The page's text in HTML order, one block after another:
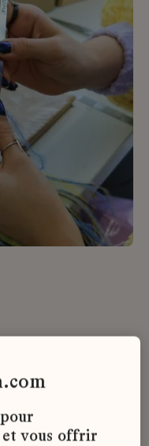
et vous offrir